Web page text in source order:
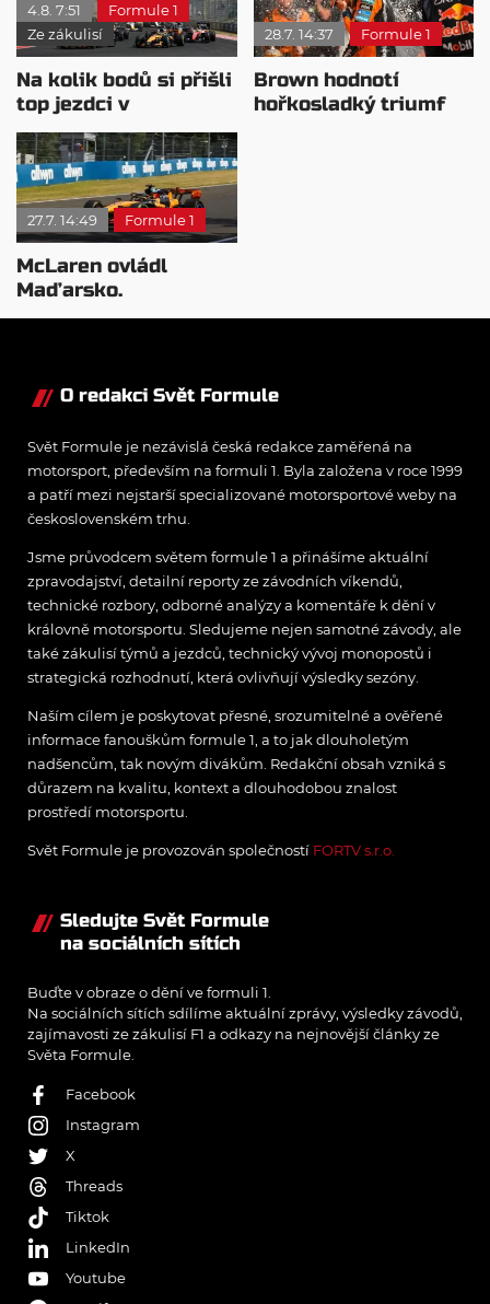
4.8. 7:51
Formule 1
Ze zákulisí
Na kolik bodů si přišli
top jezdci v
posledních 4
závodech?
28.7. 14:37 Formule 1
Brown hodnotí
hořkosladký triumf
27.7. 14:49 Formule 1
McLaren ovládl
Maďarsko.
Verstappen v šoku a
O redakci Svět Formule
Svět Formule je nezávislá česká redakce zaměřená na
motorsport, především na formuli 1. Byla založena v roce 1999
a patří mezi nejstarší specializované motorsportové weby na
československém trhu.
Jsme průvodcem světem formule 1 a přinášíme aktuální
zpravodajství, detailní reporty ze závodních víkendů,
technické rozbory, odborné analýzy a komentáře k dění v
královně motorsportu. Sledujeme nejen samotné závody, ale
také zákulisí týmů a jezdců, technický vývoj monopostů i
strategická rozhodnutí, která ovlivňují výsledky sezóny.
Naším cílem je poskytovat přesné, srozumitelné a ověřené
informace fanouškům formule 1, a to jak dlouholetým
nadšencům, tak novým divákům. Redakční obsah vzniká s
důrazem na kvalitu, kontext a dlouhodobou znalost
prostředí motorsportu.
Svět Formule je provozován společností FORTV s.r.o.
Sledujte Svět Formule
na sociálních sítích
Buďte v obraze o dění ve formuli 1.
Na sociálních sítích sdílíme aktuální zprávy, výsledky závodů,
zajímavosti ze zákulisí F1 a odkazy na nejnovější články ze
Světa Formule.
Facebook
Instagram
X
Threads
Tiktok
LinkedIn
Youtube